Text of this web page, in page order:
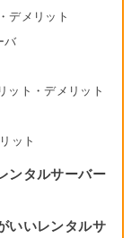
デメリット
バ
ット・デメリット
ット
ンタルサーバー
いいレンタルサ